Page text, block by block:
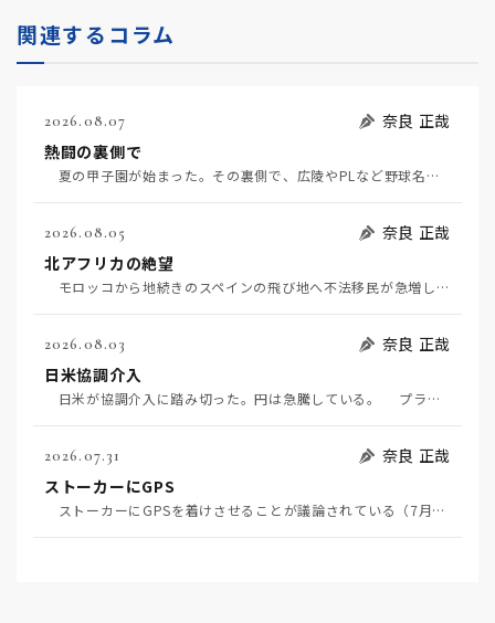
関連するコラム
2026.08.07
奈良 正哉
熱闘の裏側で
夏の甲子園が始まった。その裏側で、広陵やPLなど野球名門校（だった）の不祥事のその後について、「熱…
2026.08.05
奈良 正哉
北アフリカの絶望
モロッコから地続きのスペインの飛び地へ不法移民が急増していて、当地の大問題となっている。「海を泳い…
2026.08.03
奈良 正哉
日米協調介入
日米が協調介入に踏み切った。円は急騰している。 プラザ合意以降、協調介入は為替相場の転機になって…
2026.07.31
奈良 正哉
ストーカーにGPS
ストーカーにGPSを着けさせることが議論されている（7月29日日経）。反対派は「ストーカーにも人権…